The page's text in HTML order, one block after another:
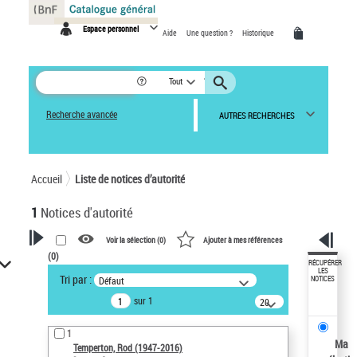
Espace personnel Aide Une question ? Historique
Tout
Recherche avancée AUTRES RECHERCHES
Accueil Liste de notices d’autorité
1 Notices d'autorité
VOTRE RECHERCHE
Recherche avancée dans les
notices d’autorité
Œuvres liées à l'auteur :
Temperton, Rod (1947-2016)
Voir la sélection (0) Ajouter à mes références
(0)
Tri par : Défaut
sur 1
20
résultats/page
1
Temperton, Rod (1947-2016)
RÉCUPÉRER
LES
NOTICES
Ma
Panneau de gestion des cookies